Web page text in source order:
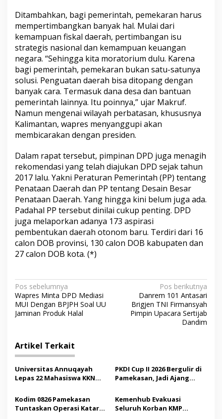
Ditambahkan, bagi pemerintah, pemekaran harus
mempertimbangkan banyak hal. Mulai dari
kemampuan fiskal daerah, pertimbangan isu
strategis nasional dan kemampuan keuangan
negara. “Sehingga kita moratorium dulu. Karena
bagi pemerintah, pemekaran bukan satu-satunya
solusi. Penguatan daerah bisa ditopang dengan
banyak cara. Termasuk dana desa dan bantuan
pemerintah lainnya. Itu poinnya,” ujar Makruf.
Namun mengenai wilayah perbatasan, khususnya
Kalimantan, wapres menyanggupi akan
membicarakan dengan presiden.
Dalam rapat tersebut, pimpinan DPD juga menagih
rekomendasi yang telah diajukan DPD sejak tahun
2017 lalu. Yakni Peraturan Pemerintah (PP) tentang
Penataan Daerah dan PP tentang Desain Besar
Penataan Daerah. Yang hingga kini belum juga ada.
Padahal PP tersebut dinilai cukup penting. DPD
juga melaporkan adanya 173 aspirasi
pembentukan daerah otonom baru. Terdiri dari 16
calon DOB provinsi, 130 calon DOB kabupaten dan
27 calon DOB kota. (*)
N
a
v
g
a
s
i
p
o
Pos sebelumnya
Wapres Minta DPD Mediasi
MUI Dengan BPJPH Soal UU
Jaminan Produk Halal
Pos berikutnya
Danrem 101 Antasari
Brigjen TNI Firmansyah
Pimpin Upacara Sertijab
Dandim
Artikel Terkait
Universitas Annuqayah
Lepas 22 Mahasiswa KKN
Saudi
PKDI Cup II 2026 Bergulir di
Pamekasan, Jadi Ajang
Madura
Kodim 0826 Pamekasan
Tuntaskan Operasi Katarak
Kemenhub Evakuasi
Seluruh Korban KMP